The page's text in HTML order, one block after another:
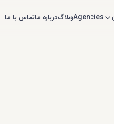
Agenciesوبلاگدرباره ماتماس با ما